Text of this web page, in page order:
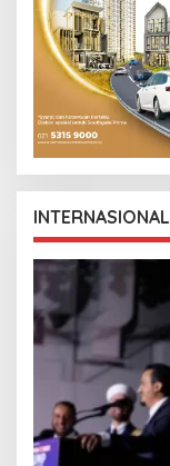
INTERNASIONAL